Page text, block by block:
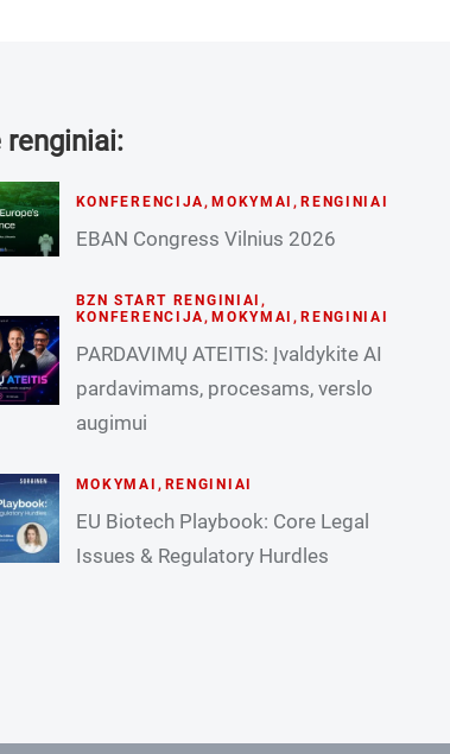
renginiai:
KONFERENCIJA,MOKYMAI,RENGINIAI
EBAN Congress Vilnius 2026
BZN START RENGINIAI ,
KONFERENCIJA ,MOKYMAI ,RENGINIAI
PARDAVIMŲ ATEITIS: Įvaldykite AI
pardavimams, procesams, verslo
augimui
MOKYMAI , RENGINIAI
EU Biotech Playbook: Core Legal
Issues & Regulatory Hurdles